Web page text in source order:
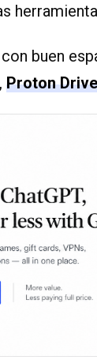
buen
Proton Drive